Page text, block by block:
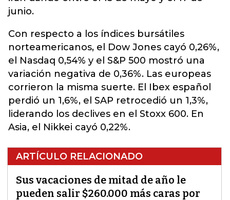
junio.
Con respecto a los índices bursátiles
norteamericanos, el Dow Jones cayó 0,26%,
el Nasdaq 0,54% y el S&P 500 mostró una
variación negativa de 0,36%. Las europeas
corrieron la misma suerte. El Ibex español
perdió un 1,6%, el SAP retrocedió un 1,3%,
liderando los declives en el Stoxx 600. En
Asia, el Nikkei cayó 0,22%.
ARTÍCULO RELACIONADO
Sus vacaciones de mitad de año le
pueden salir $260.000 más caras por